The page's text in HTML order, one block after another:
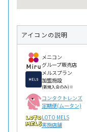
アイコンの説明
メニコン
グループ販売店
メルスプラン
加盟施設
(新規入会のみ)※
コンタクトレンズ
定期便(ムータン)
LOTO MELS
実施店舗